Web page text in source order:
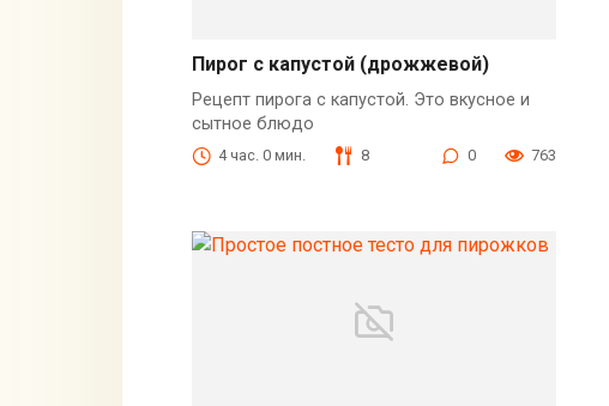
Пирог с капустой (дрожжевой)
Рецепт пирога с капустой. Это вкусное и
сытное блюдо
4 час. 0 мин. 8 0 763